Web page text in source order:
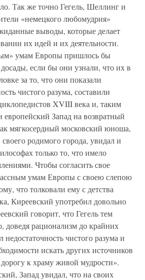
Так же точно Гегель, Шеллинг и
«немецкого любомудрия»
выводы, которые делает
их идей и их деятельности.
умам Европы пришлось бы
если бы они узнали, что их в
за то, что они показали
чистого разума, составили
XVIII века и, таким
европейский Запад на возвратный
мягкосердный московский юноша,
родимого города, увидал и
только то, что имело
Чтобы согласить свое
умам Европы с своею слепою
что толковали ему с детства
Киреевский употребил довольно
говорит, что Гегель тем
доведя рационализм до крайних
недостаточность чистого разума и
искать других источников
к храму живой мудрости».
Запад увидал, что на своих